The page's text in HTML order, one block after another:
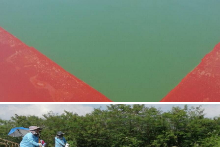
สนามเทศบาลตำบลดอนตูม นครปฐม